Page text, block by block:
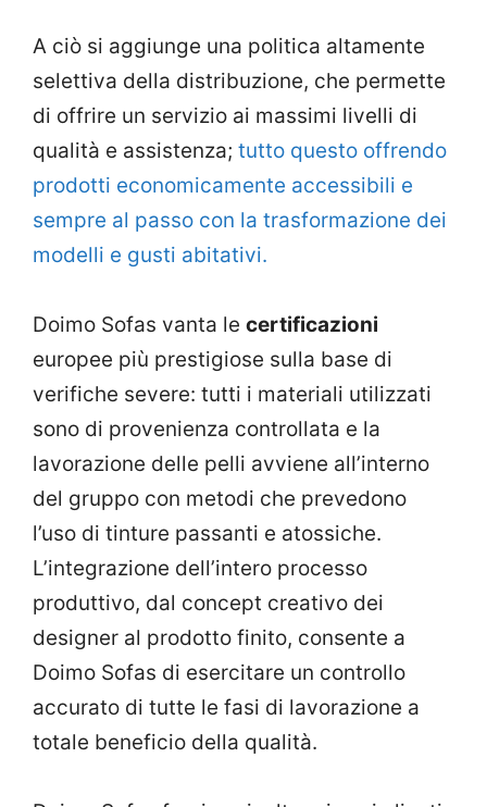
A ciò si aggiunge una politica altamente
selettiva della distribuzione, che permette
di offrire un servizio ai massimi livelli di
qualità e assistenza; tutto questo offrendo
prodotti economicamente accessibili e
sempre al passo con la trasformazione dei
modelli e gusti abitativi.
Doimo Sofas vanta le certificazioni
europee più prestigiose sulla base di
verifiche severe: tutti i materiali utilizzati
sono di provenienza controllata e la
lavorazione delle pelli avviene all’interno
del gruppo con metodi che prevedono
l’uso di tinture passanti e atossiche.
L’integrazione dell’intero processo
produttivo, dal concept creativo dei
designer al prodotto finito, consente a
Doimo Sofas di esercitare un controllo
accurato di tutte le fasi di lavorazione a
totale beneficio della qualità.